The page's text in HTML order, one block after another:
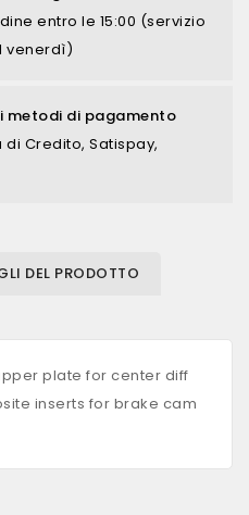
entro le 15:00 (servizio
venerdì)
metodi di pagamento
di Credito, Satispay,
DEL PRODOTTO
plate for center diff
inserts for brake cam